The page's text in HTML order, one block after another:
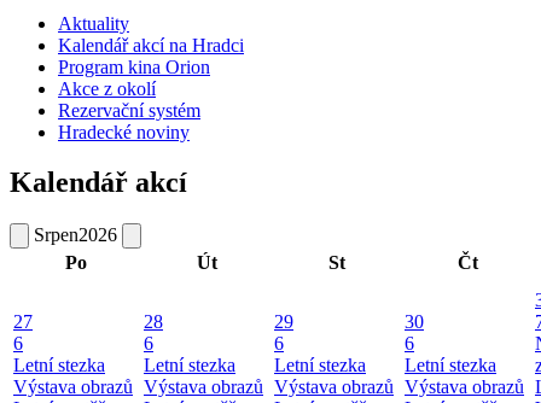
Aktuality
Kalendář akcí na Hradci
Program kina Orion
Akce z okolí
Rezervační systém
Hradecké noviny
Kalendář akcí
Srpen2026
Po
Út St Čt
27
6
Letní stezka
Výstava obrazů
28
6
Letní stezka
Výstava obrazů
29
6
Letní stezka
Výstava obrazů
30
6
Letní stezka
Výstava obrazů